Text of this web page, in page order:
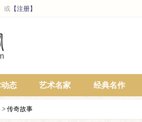
或 【注册】
态 艺术名家 经典名作
> 传奇故事